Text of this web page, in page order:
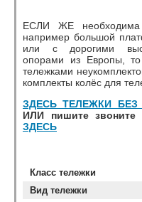
ЕСЛИ ЖЕ необходима
например большой
или с дорогими
опорами из Европы,
тележками
комплекты колёс для
ЗДЕСЬ ТЕЛЕЖКИ БЕЗ
ИЛИ пишите
ЗДЕСЬ
Класс тележки
Вид тележки